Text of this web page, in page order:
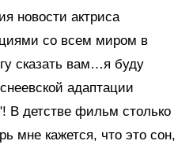
новости актриса
со всем миром в
сказать вам…я буду
адаптации
В детстве фильм столько
мне кажется, что это сон,